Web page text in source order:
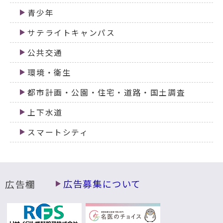
青少年
サテライトキャンパス
公共交通
環境・衛生
都市計画・公園・住宅・道路・国土調査
上下水道
スマートシティ
広告欄 広告募集について